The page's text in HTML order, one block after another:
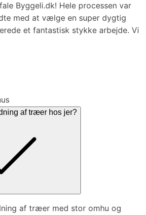
Byggeli.dk! Hele processen var
med at vælge en super dygtig
et fantastisk stykke arbejde. Vi
af træer hos jer?
af træer med stor omhu og